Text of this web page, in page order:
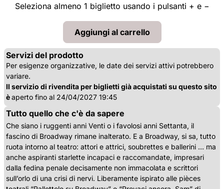
Seleziona almeno 1 biglietto usando i pulsanti + e −
Servizi del prodotto
Per esigenze organizzative, le date dei servizi attivi potrebbero
variare.
Il servizio di rivendita per biglietti già acquistati su questo sito
èaperto fino al 24/04/2027 19:45
Tutto quello che c'è da sapere
Che siano i ruggenti anni Venti o i favolosi anni Settanta, il
fascino di Broadway rimane inalterato. E a Broadway, si sa, tutto
ruota intorno al teatro: attori e attrici, soubrettes e ballerini … ma
anche aspiranti starlette incapaci e raccomandate, impresari
dalla fedina penale decisamente non immacolata e scrittori
sull’orlo di una crisi di nervi. Liberamente ispirato alle pièces